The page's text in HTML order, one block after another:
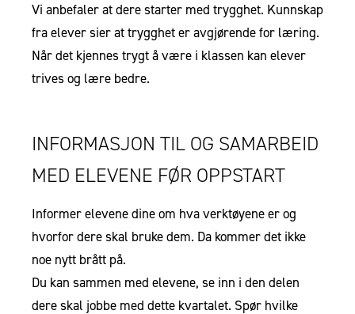
Vi anbefaler at dere starter med trygghet. Kunnskap
fra elever sier at trygghet er avgjørende for læring.
Når det kjennes trygt å være i klassen kan elever
trives og lære bedre.
INFORMASJON TIL OG SAMARBEID
MED ELEVENE FØR OPPSTART
Informer elevene dine om hva verktøyene er og
hvorfor dere skal bruke dem. Da kommer det ikke
noe nytt brått på.
Du kan sammen med elevene, se inn i den delen
dere skal jobbe med dette kvartalet. Spør hvilke